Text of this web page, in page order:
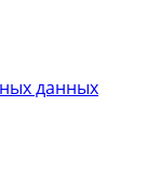
данных